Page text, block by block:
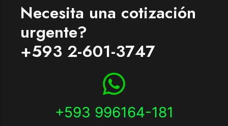
Necesita una cotización
urgente?
+593 2-601-3747
+593 996164-181